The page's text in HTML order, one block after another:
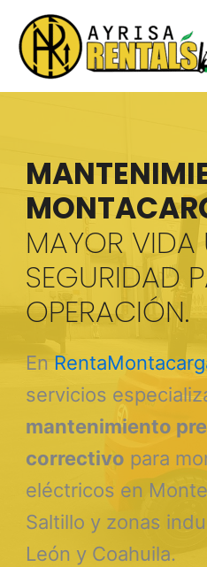
contenido
MAYOR VIDA
SEGURIDAD
OPERACIÓN.
En
servicios
mantenimiento
correctivo para
eléctricos en
Saltillo y zonas
León y Coahuila.